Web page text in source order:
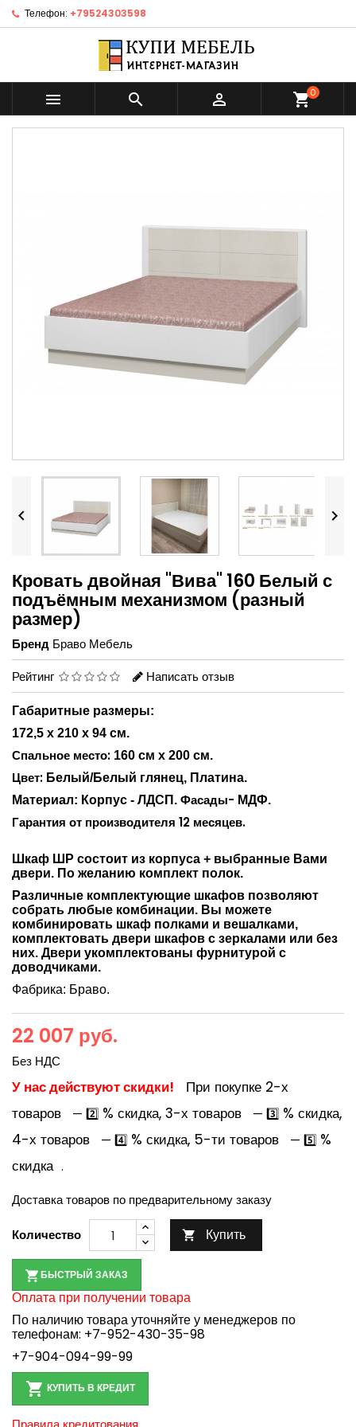
Телефон: +79524303598
   shopping_cart0
 
Кровать двойная "Вива" 160 Белый с
подъёмным механизмом (разный
размер)
Бренд Браво Мебель
Рейтинг
Написать отзыв
Габаритные размеры:
172,5 х 210 х 94 см.
Спальное место: 160 см х 200 см.
Цвет: Белый/Белый глянец, Платина.
Материал: Корпус - ЛДСП. Фасады- МДФ.
Гарантия от производителя 12 месяцев.
Шкаф ШР состоит из корпуса + выбранные Вами
двери. По желанию комплект полок.
Различные комплектующие шкафов позволяют
собрать любые комбинации. Вы можете
комбинировать шкаф полками и вешалками,
комплектовать двери шкафов с зеркалами или без
них. Двери укомплектованы фурнитурой с
доводчиками.
Фабрика: Браво.
22 007 руб.
Без НДС
У нас действуют скидки!
При покупке 2-х
товаров
— 2️⃣ % скидка, 3-х товаров — 3️⃣ % скидка,
4-х товаров
— 4️⃣ % скидка, 5-ти товаров — 5️⃣ %
скидка .
Доставка товаров по предварительному заказу
Количество  Купить
БЫСТРЫЙ ЗАКАЗ
Оплата при получении товара
По наличию товара уточняйте у менеджеров по
телефонам: +7-952-430-35-98
+7-904-094-99-99
 КУПИТЬ В КРЕДИТ